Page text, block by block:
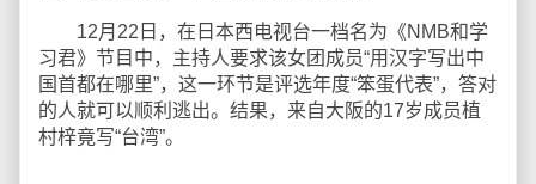
12月22日，在日本西电视台一档名为《NMB和学
习君》节目中，主持人要求该女团成员“用汉字写出中
国首都在哪里”，这一环节是评选年度“笨蛋代表”，答对
的人就可以顺利逃出。结果，来自大阪的17岁成员植
村梓竟写“台湾”。